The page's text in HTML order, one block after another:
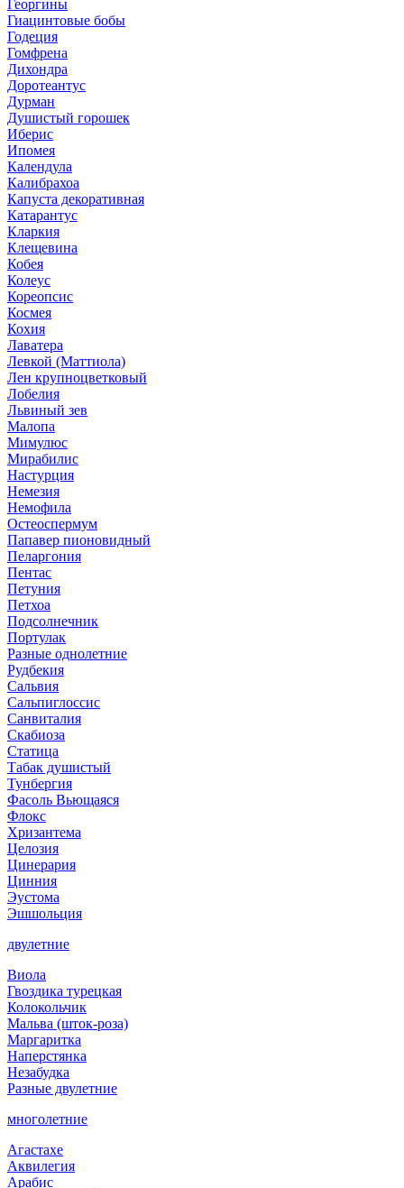
Георгины
Гиацинтовые бобы
Годеция
Гомфрена
Дихондра
Доротеантус
Дурман
Душистый горошек
Иберис
Ипомея
Календула
Калибрахоа
Капуста декоративная
Катарантус
Кларкия
Клещевина
Кобея
Колеус
Кореопсис
Космея
Кохия
Лаватера
Левкой (Маттиола)
Лен крупноцветковый
Лобелия
Львиный зев
Малопа
Мимулюс
Мирабилис
Настурция
Немезия
Немофила
Остеоспермум
Папавер пионовидный
Пеларгония
Пентас
Петуния
Петхоа
Подсолнечник
Портулак
Разные однолетние
Рудбекия
Сальвия
Сальпиглоссис
Санвиталия
Скабиоза
Статица
Табак душистый
Тунбергия
Фасоль Вьющаяся
Флокс
Хризантема
Целозия
Цинерария
Цинния
Эустома
Эшшольция
двулетние
Виола
Гвоздика турецкая
Колокольчик
Мальва (шток-роза)
Маргаритка
Наперстянка
Незабудка
Разные двулетние
многолетние
Агастахе
Аквилегия
Арабис